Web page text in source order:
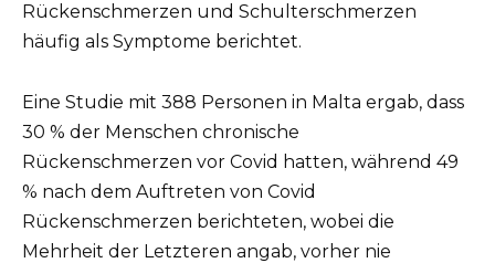
Rückenschmerzen und Schulterschmerzen
häufig als Symptome berichtet.
Eine Studie mit 388 Personen in Malta ergab, dass
30 % der Menschen chronische
Rückenschmerzen vor Covid hatten, während 49
% nach dem Auftreten von Covid
Rückenschmerzen berichteten, wobei die
Mehrheit der Letzteren angab, vorher nie